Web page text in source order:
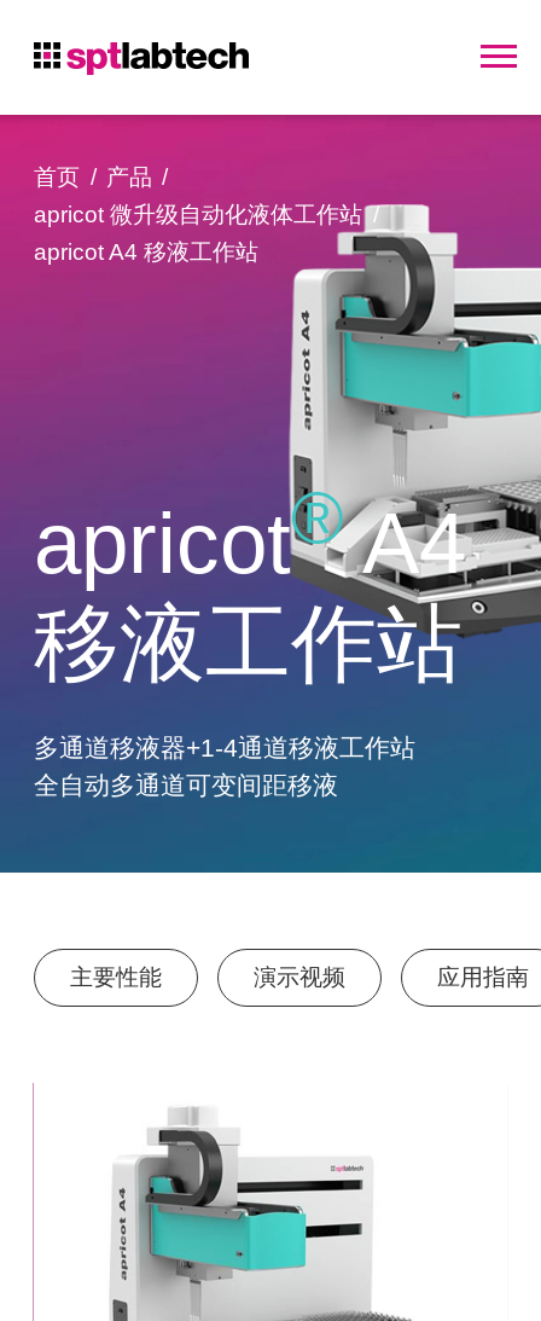
首页
产品
apricot 微升级自动化液体工作站
apricot A4 移液工作站
apricot®A4
移液工作站
多通道移液器+1-4通道移液工作站
全自动多通道可变间距移液
主要性能 演示视频 应用指南